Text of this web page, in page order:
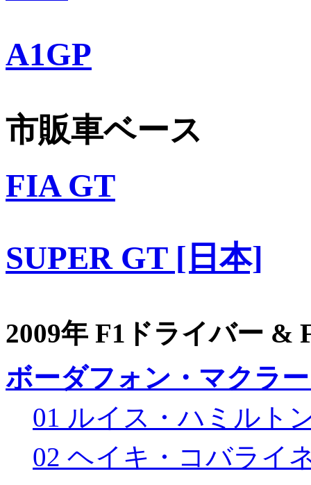
A1GP
市販車ベース
FIA GT
SUPER GT [日本]
2009年 F1ドライバー &
ボーダフォン・マクラ
01 ルイス・ハミルト
02 ヘイキ・コバライ